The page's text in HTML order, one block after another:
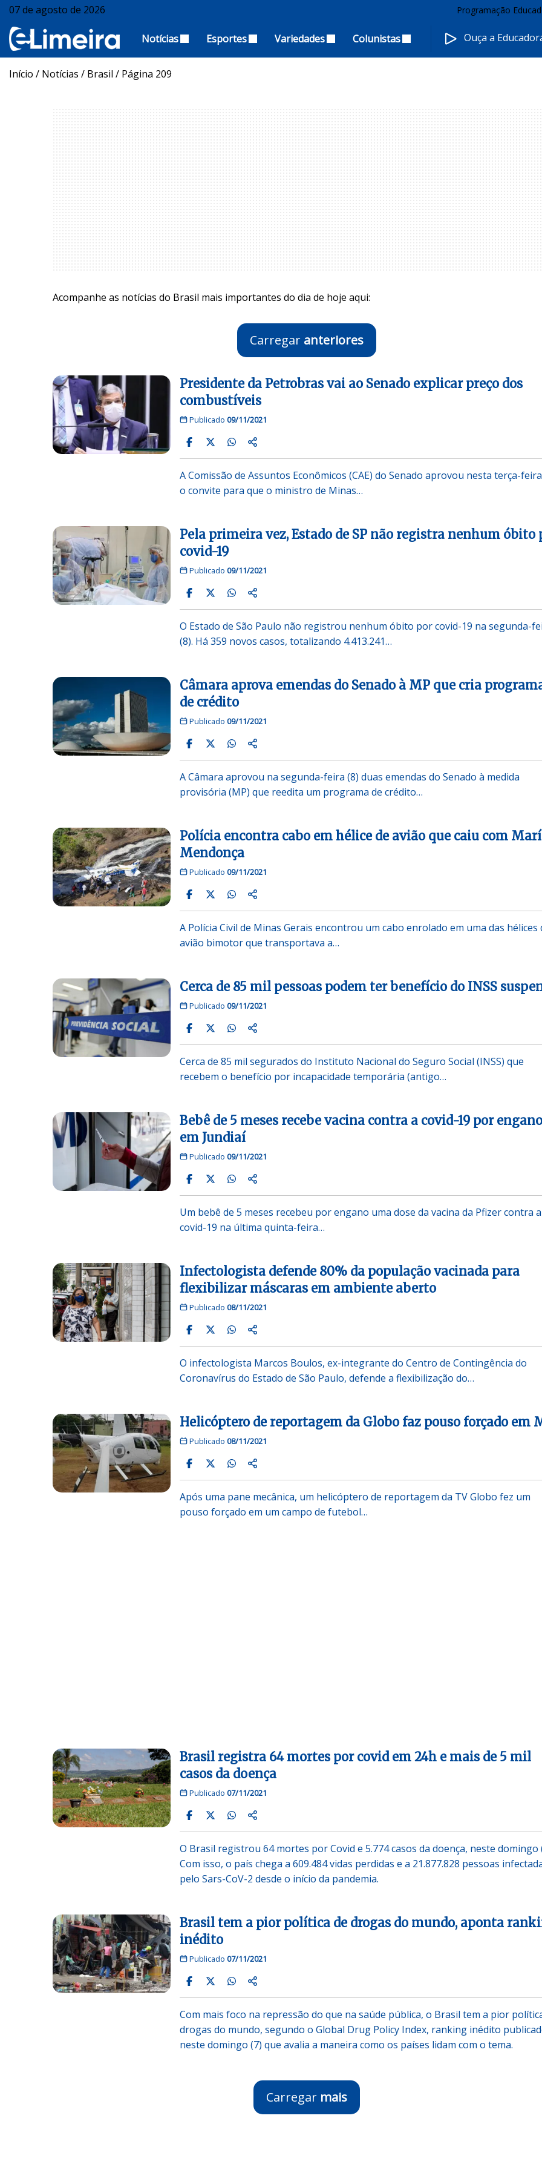
07 de agosto de 2026 Programação
Notícias Esportes Variedades Colunistas Ouça a
Início / Notícias / Brasil / Página 209
Acompanhe as notícias do Brasil mais importantes do dia de hoje aqui:
Carregar anteriores
Presidente da Petrobras vai ao Senado explicar preço dos
combustíveis
Publicado 09/11/2021
A Comissão de Assuntos Econômicos (CAE) do Senado aprovou nesta terça-
o convite para que o ministro de Minas…
Pela primeira vez, Estado de SP não registra nenhum óbito
covid-19
Publicado 09/11/2021
O Estado de São Paulo não registrou nenhum óbito por covid-19 na segunda-
(8). Há 359 novos casos, totalizando 4.413.241…
Câmara aprova emendas do Senado à MP que cria
de crédito
Publicado 09/11/2021
A Câmara aprovou na segunda-feira (8) duas emendas do Senado à medida
provisória (MP) que reedita um programa de crédito…
Polícia encontra cabo em hélice de avião que caiu com
Mendonça
Publicado 09/11/2021
A Polícia Civil de Minas Gerais encontrou um cabo enrolado em uma das hélices
avião bimotor que transportava a…
Cerca de 85 mil pessoas podem ter benefício do INSS
Publicado 09/11/2021
Cerca de 85 mil segurados do Instituto Nacional do Seguro Social (INSS) que
recebem o benefício por incapacidade temporária (antigo…
Bebê de 5 meses recebe vacina contra a covid-19 por engano
em Jundiaí
Publicado 09/11/2021
Um bebê de 5 meses recebeu por engano uma dose da vacina da Pfizer contra a
covid-19 na última quinta-feira…
Infectologista defende 80% da população vacinada para
flexibilizar máscaras em ambiente aberto
Publicado 08/11/2021
O infectologista Marcos Boulos, ex-integrante do Centro de Contingência do
Coronavírus do Estado de São Paulo, defende a flexibilização do…
Helicóptero de reportagem da Globo faz pouso forçado em
Publicado 08/11/2021
Após uma pane mecânica, um helicóptero de reportagem da TV Globo fez um
pouso forçado em um campo de futebol…
Brasil registra 64 mortes por covid em 24h e mais de 5 mil
casos da doença
Publicado 07/11/2021
O Brasil registrou 64 mortes por Covid e 5.774 casos da doença, neste domingo
Com isso, o país chega a 609.484 vidas perdidas e a 21.877.828 pessoas
pelo Sars-CoV-2 desde o início da pandemia.
Brasil tem a pior política de drogas do mundo, aponta
inédito
Publicado 07/11/2021
Com mais foco na repressão do que na saúde pública, o Brasil tem a pior
drogas do mundo, segundo o Global Drug Policy Index, ranking inédito
neste domingo (7) que avalia a maneira como os países lidam com o tema.
Carregar mais